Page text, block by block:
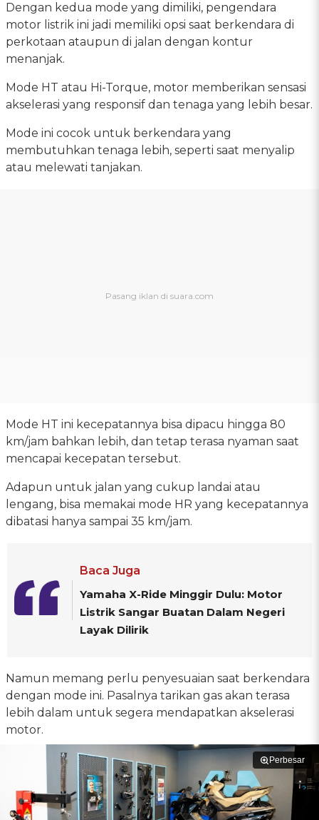
Dengan kedua mode yang dimiliki, pengendara
motor listrik ini jadi memiliki opsi saat berkendara di
perkotaan ataupun di jalan dengan kontur
menanjak.
Mode HT atau Hi-Torque, motor memberikan sensasi
akselerasi yang responsif dan tenaga yang lebih besar.
Mode ini cocok untuk berkendara yang
membutuhkan tenaga lebih, seperti saat menyalip
atau melewati tanjakan.
Mode HT ini kecepatannya bisa dipacu hingga 80
km/jam bahkan lebih, dan tetap terasa nyaman saat
mencapai kecepatan tersebut.
Adapun untuk jalan yang cukup landai atau
lengang, bisa memakai mode HR yang kecepatannya
dibatasi hanya sampai 35 km/jam.
Baca Juga
Yamaha X-Ride Minggir Dulu: Motor
Listrik Sangar Buatan Dalam Negeri
Layak Dilirik
Namun memang perlu penyesuaian saat berkendara
dengan mode ini. Pasalnya tarikan gas akan terasa
lebih dalam untuk segera mendapatkan akselerasi
motor.
Perbesar